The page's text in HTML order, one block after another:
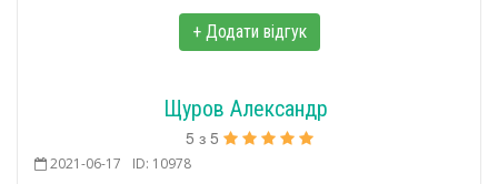
+ Додати відгук
Щуров Александр
5 з 5
2021-06-17 ID: 10978